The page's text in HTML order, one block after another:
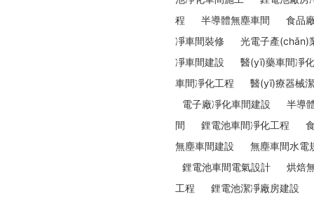
程
半導體無塵車間
食品
凈車間裝修
光電子產(chǎn)
凈車間建設
醫(yī)藥車間凈
車間凈化工程
醫(yī)療器械
電子廠凈化車間建設
半導
間
鋰電池車間凈化工程
無塵車間建設
無塵車間水電
鋰電池車間電氣設計
烘焙
工程
鋰電池潔凈廠房建設